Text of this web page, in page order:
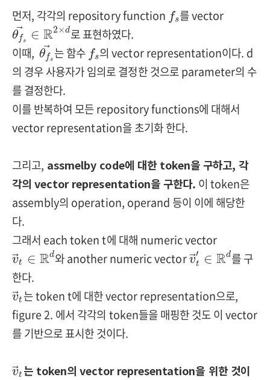
먼저, 각각의 repository function fs
fs 를 vector
→
θ fs ∈ R2×d
θfs→ ∈R2×d
로 표현하였다.
이때,
→
θ fs
θfs →
는 함수 fs
fs 의 vector representation이다. d
의 경우 사용자가 임의로 결정한 것으로 parameter의 수
를 결정한다.
이를 반복하여 모든 repository functions에 대해서
vector representation을 초기화 한다.
그리고, assmelby code에 대한 token을 구하고, 각
각의 vector representation을 구한다. 이 token은
assembly의 operation, operand 등이 이에 해당한
다.
그래서 each token t에 대해 numeric vector
→
vt ∈ Rd
v→ ∈Rd
와 anothernumeric vector →
v
′
t ∈ Rd
v→t′∈Rd
를 구
한다.
→
vt
v →t
는 token t에 대한 vector representation으로,
figure 2. 에서 각각의 token들을 매핑한 것도 이 vector
를 기반으로 표시한 것이다.
→
vt
v →
는 token의 vector representation을 위한 것이